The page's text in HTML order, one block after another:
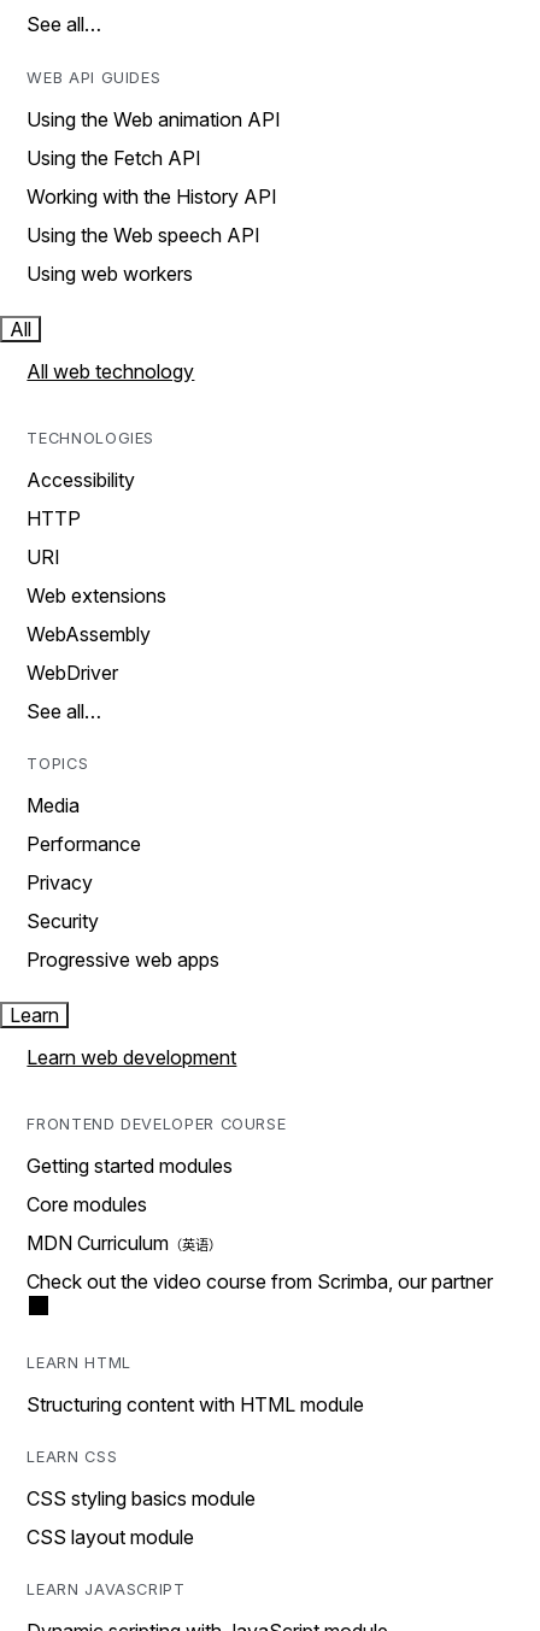
See all…
WEB API GUIDES
Using the Web animation API
Using the Fetch API
Working with the History API
Using the Web speech API
Using web workers
All
All web technology
TECHNOLOGIES
Accessibility
HTTP
URI
Web extensions
WebAssembly
WebDriver
See all…
TOPICS
Media
Performance
Privacy
Security
Progressive web apps
Learn
Learn web development
FRONTEND DEVELOPER COURSE
Getting started modules
Core modules
MDN Curriculum
Check out the video course from Scrimba, our partner
LEARN HTML
Structuring content with HTML module
LEARN CSS
CSS styling basics module
CSS layout module
LEARN JAVASCRIPT